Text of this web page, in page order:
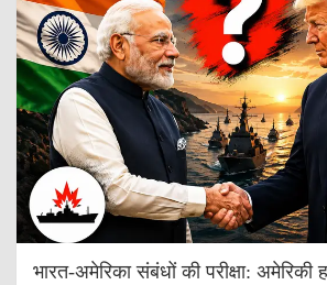
भारत-अमेरिका संबंधों की परीक्षा: अमेरिकी